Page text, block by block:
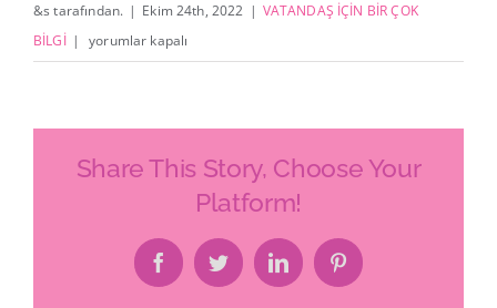
&s tarafından. | Ekim 24th, 2022 | VATANDAŞ İÇİN BİR ÇOK
BİLGİ |
RİSKLİ
için
yorumlar kapalı
Share This Story, Choose Your
Platform!
FacebookTwitterLinkedInPinterest